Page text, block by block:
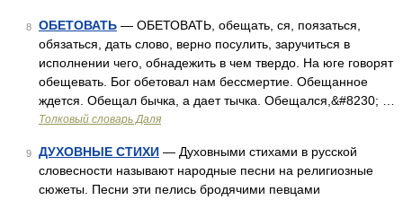
8 ОБЕТОВАТЬ — ОБЕТОВАТЬ, обещать, ся, поязаться,
обязаться, дать слово, верно посулить, заручиться в
исполнении чего, обнадежить в чем твердо. На юге говорят
обещевать. Бог обетовал нам бессмертие. Обещанное
ждется. Обещал бычка, а дает тычка. Обещался,&#8230; …
Толковый словарь Даля
9 ДУХОВНЫЕ СТИХИ — Духовными стихами в русской
словесности называют народные песни на религиозные
сюжеты. Песни эти пелись бродячими певцами